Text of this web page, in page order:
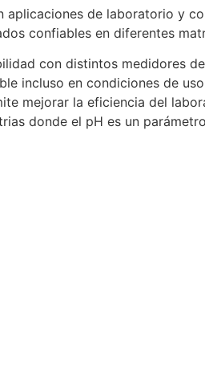
de laboratorio y
confiables en diferentes
con distintos medidores
incluso en condiciones de
mejorar la eficiencia del
donde el pH es un